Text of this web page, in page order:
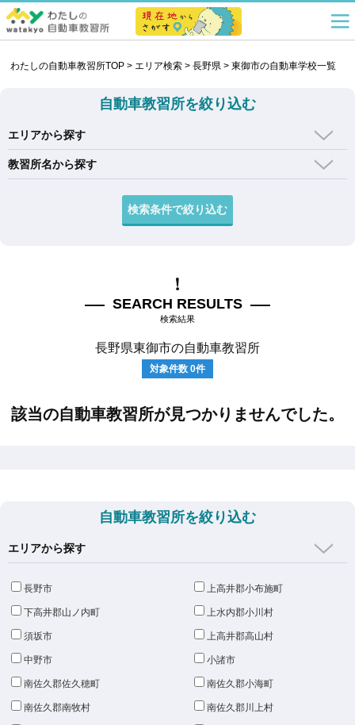
わたしの自動車教習所TOP >エリア検索 >長野県 >東御市の自動車学校一覧
自動車教習所を絞り込む
エリアから探す
教習所名から探す
SEARCH RESULTS
検索結果
長野県東御市の自動車教習所
対象件数 0件
該当の自動車教習所が見つかりませんでした。
自動車教習所を絞り込む
エリアから探す
長野市 上高井郡小布施町
下高井郡山ノ内町 上水内郡小川村
須坂市 上高井郡高山村
中野市 小諸市
南佐久郡佐久穂町 南佐久郡小海町
南佐久郡南牧村 南佐久郡川上村